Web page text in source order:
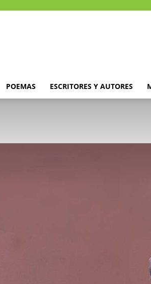
POEMAS ESCRITORES Y AUTORES